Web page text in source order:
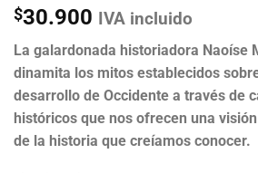
$30.900 IVA incluido
La galardonada historiadora Naoíse
dinamita los mitos establecidos
desarrollo de Occidente a través de
históricos que nos ofrecen una
de la historia que creíamos conocer.